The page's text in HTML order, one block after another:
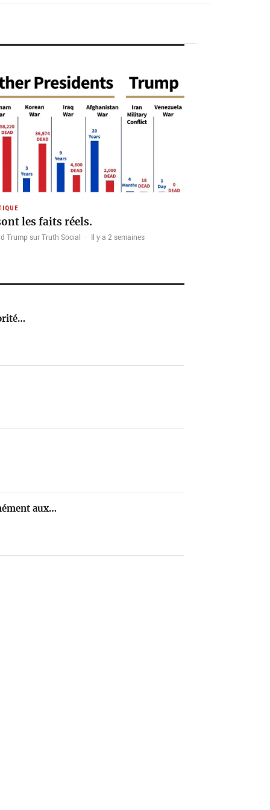
les faits réels.
Trump sur Truth Social · Il y a 2 semaines
aux…